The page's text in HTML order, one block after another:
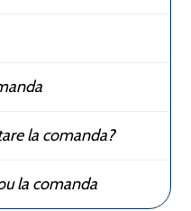
la comanda?
la comanda